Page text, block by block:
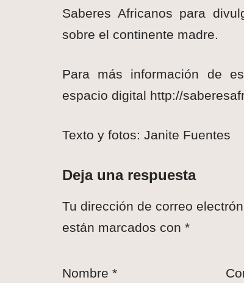
Saberes Africanos para
sobre el continente madre.
Para más información de
espacio digital http://
Texto y fotos: Janite Fuentes
Deja una respuesta
Tu dirección de correo
están marcados con *
Nombre *